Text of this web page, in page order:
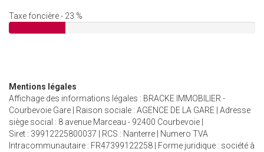
Taxe foncière - 23 %
Mentions légales
Affichage des informations légales : BRACKE IMMOBILIER -
Courbevoie Gare | Raison sociale : AGENCE DE LA GARE | Adresse
siège social : 8 avenue Marceau - 92400 Courbevoie |
Siret : 39912225800037 | RCS : Nanterre | Numero TVA
Intracommunautaire : FR47399122258 | Forme juridique : société à